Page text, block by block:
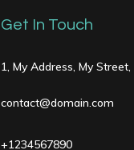
Get In Touch
1, My Address, My
contact@domain.com
+1234567890